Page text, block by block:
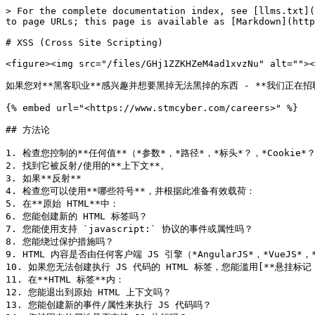
> For the complete documentation index, see [llms.txt](https://hacktricks.xsx.tw/llms.txt). Markdown versions of documentation pages are available by appending `.md` to page URLs; this page is available as [Markdown](https://hacktricks.xsx.tw/pentesting-web/xss-cross-site-scripting.md).

# XSS (Cross Site Scripting)

<figure><img src="/files/GHj1ZZKHZeM4ad1xvzNu" alt=""><figcaption></figcaption></figure>

如果您对**黑客职业**感兴趣并想要黑掉无法黑掉的东西 - **我们正在招聘！**（需要流利的波兰语书面和口头表达能力）。

{% embed url="<https://www.stmcyber.com/careers>" %}

## 方法论

1. 检查您控制的**任何值**（*参数*，*路径*，*标头*？，*Cookie*？）是否在 HTML 中**反射**或被 **JS** 代码使用。
2. 找到它被反射/使用的**上下文**。
3. 如果**反射**
4. 检查您可以使用**哪些符号**，并根据此准备有效载荷：
5. 在**原始 HTML**中：
6. 您能创建新的 HTML 标签吗？
7. 您能使用支持 `javascript:` 协议的事件或属性吗？
8. 您能绕过保护措施吗？
9. HTML 内容是否由任何客户端 JS 引擎（*AngularJS*，*VueJS*，*Mavo*...）解释，您可以滥用[**客户端模板注入**](/pentesting-web/client-side-template-injection-csti.md)。
10. 如果您无法创建执行 JS 代码的 HTML 标签，您能滥用[**悬挂标记 - HTML 无脚本注入**](/pentesting-web/dangling-markup-html-scriptless-injection.md)吗？
11. 在**HTML 标签**内：
12. 您能退出到原始 HTML 上下文吗？
13. 您能创建新的事件/属性来执行 JS 代码吗？
14. 您被困在的属性是否支持 JS 执行吗？
15. 您能绕过保护措施吗？
16. 在**JavaScript 代码**内：
17. 您能转义 `<script>` 标签吗？
18. 您能转义字符串并执行不同的 JS 代码吗？
19. 您的输入是否在模板文字中 \`\`？
20. 您能绕过保护措施吗？
21. 正在**执行的** JavaScript **函数**
22. 您可以指定要执行的函数名称。例如：`?callback=alert(1)`
23. 如果**被使用**：
24. 您可以利用**DOM XSS**，注意您的输入如何受控以及您的**受控输入是否被任何接收器使用**。

在处理复杂的 XSS 时，您可能会发现以下内容很有趣：

{% content-ref url="/pages/nLBgTBBxH7YTKdQEce7n" %}
[Debugging Client Side JS](/pentesting-web/xss-cross-site-scripting/debugging-client-side-js.md)
{% endcontent-ref %}

## 反射值

要成功利用 XSS，您首先需要找到的是在网页中**反映您控制的值**。

* **中间反射**：如果您发现参数的值甚至路径的值在网页中被反射，您可以利用**反射型 XSS**。
* **存储和反射**：如果您发现您控制的值被保存在服务器中，并且每次访问页面时都被反射，您可以利用**存储型 XSS**。
* **通过 JS 访问**：如果您发现您控制的值正在使用 JS 访问，您可以利用**DOM XSS**。

## 上下文

在尝试利用 XSS 时，您首先需要知道**您的输入在哪里被反射**。根据上下文，您将能够以不同的方式执行任意 JS 代码。

### 原始 HTML

如果您的输入**在原始 HTML**页面上被反射，您需要滥用一些**HTML 标签**以执行 JS 代码：`<img，<iframe，<svg，<script` ... 这些只是您可以使用的许多可能的 HTML 标签。\
此外，请记住[客户端模板注入](/pentesting-web/client-side-template-injection-csti.md)。

### 在 HTML 标签属性内部

如果您的输入被反映在标签属性的值内部，您可以尝试：

1. **从属性和标签中逃脱**（然后您将处于原始 HTML 中）并创建新的 HTML 标签以滥用：`"><img [...]`
2. 如果您**可以从属性中逃脱但无法从标签中逃脱**（`>` 被编码或删除），取决于标签，您可以**创建一个事件**来执行 JS 代码：`" autofocus onfocus=alert(1) x="`
3. 如果您**无法从属性中逃脱**（`"` 被编码或删除），则取决于**您的值被反映在哪个属性**以及**您是否控制所有值或仅一部分**，您将能够滥用它。例如，如果您控制像 `onclick=` 这样的事件，您将能够使其在单击时执行任意代码。另一个有趣的**例子**是属性 `href`，您可以使用 `javascript:` 协议来执行任意代码：**`href="javascript:alert(1)"`**
4. 如果您的输入被反映在“**无法利用的标记**”内，您可以尝试使用\*\*`accesskey`**技巧来滥用漏洞（您需要某种社会工程师来利用此漏洞）：**`" accesskey="x" onclick="alert(1)" x="`\*\*

如果您控制类名，Angular 执行 XSS 的奇怪示例：

```html
<div ng-app>
<strong class="ng-init:constructor.constructor('alert(1)')()">aaa</strong>
</div>
```

### JavaScript 代码内部

在这种情况下，您的输入被反射在 HTML 页面的 **`<script> [...] </script>`** 标签之间，在一个 `.js` 文件内，或者在使用 **`javascript:`** 协议的属性内部：

* 如果被反射在 **`<script> [...] </script>`** 标签之间，即使您的输入被放在任何引号内，您可以尝试注入 `</script>` 并从这个上下文中逃脱。这是因为**浏览器首先解析 HTML 标签**，然后解析内容，因此，它不会